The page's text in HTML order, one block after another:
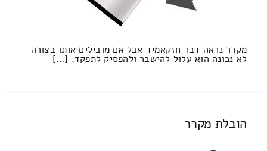
מקרר נראה דבר חזקאמיד אבל אם מובילים אותו בצורה
לא נכונה הוא עלול להישבר ולהפסיק לתפקד. […]
הובלת מקרר